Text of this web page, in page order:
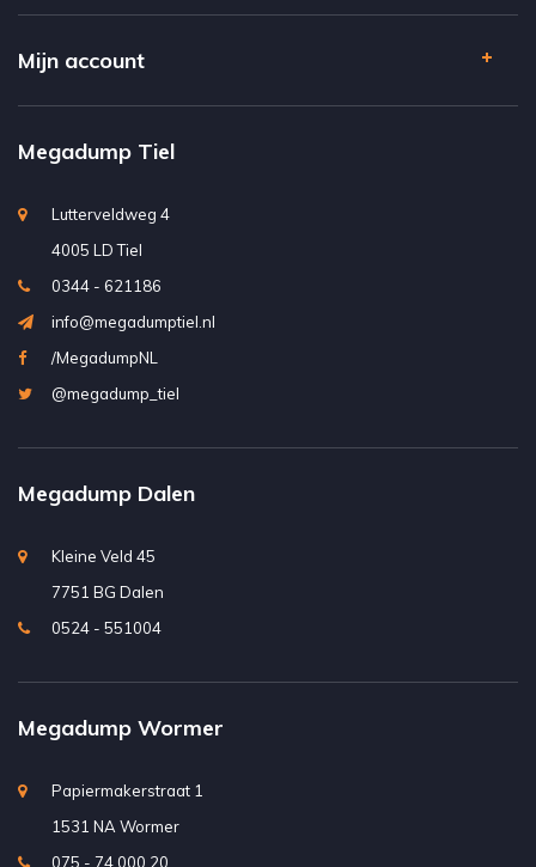
Mijn account
Megadump Tiel
Lutterveldweg 4
4005 LD Tiel
0344 - 621186
info@megadumptiel.nl
/MegadumpNL
@megadump_tiel
Megadump Dalen
Kleine Veld 45
7751 BG Dalen
0524 - 551004
Megadump Wormer
Papiermakerstraat 1
1531 NA Wormer
075 - 74 000 20